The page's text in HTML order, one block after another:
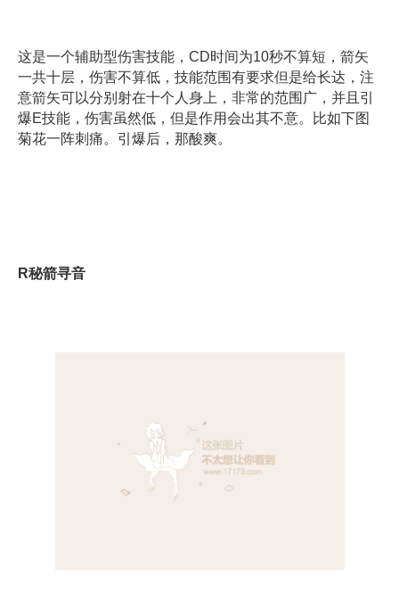
这是一个辅助型伤害技能，CD时间为10秒不算短，箭矢
一共十层，伤害不算低，技能范围有要求但是给长达，注
意箭矢可以分别射在十个人身上，非常的范围广，并且引
爆E技能，伤害虽然低，但是作用会出其不意。比如下图
菊花一阵刺痛。引爆后，那酸爽。
R秘箭寻音